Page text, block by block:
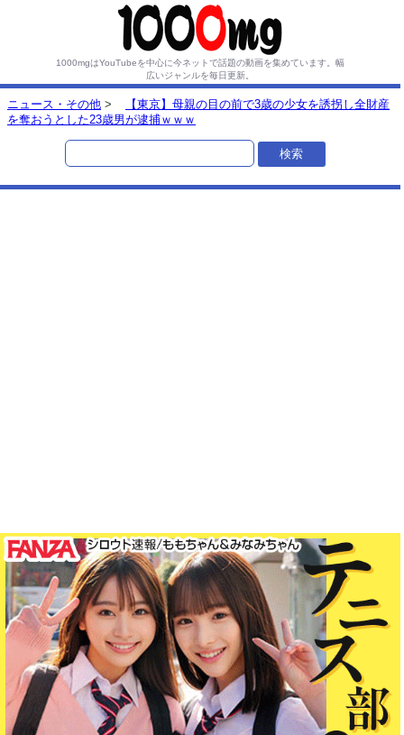
1000mgはYouTubeを中心に今ネットで話題の動画を集めています。 幅
広いジャンルを毎日更新。
ニュース・その他 >
【東京】母親の目の前で3歳の少女を誘拐し全財産
を奪おうとした23歳男が逮捕ｗｗｗ